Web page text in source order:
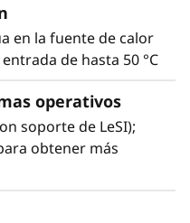
en la fuente de calor
de hasta 50 °C
operativos
soporte de LeSI);
obtener más